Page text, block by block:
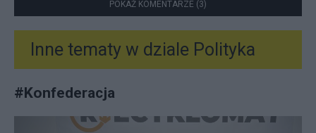
POKAŻ KOMENTARZE (3)
Inne tematy w dziale Polityka
#Konfederacja